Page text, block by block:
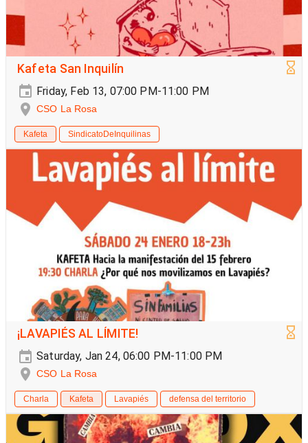
Kafeta San Inquilín
Friday, Feb 13, 07:00 PM-11:00 PM
CSO La Rosa
Kafeta SindicatoDeInquilinas
¡LAVAPIÉS AL LÍMITE!
Saturday, Jan 24, 06:00 PM-11:00 PM
CSO La Rosa
Charla Kafeta Lavapiés defensa del territorio